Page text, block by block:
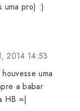
uma pro) :)
2014 14:53
uma
a babar
HB =|